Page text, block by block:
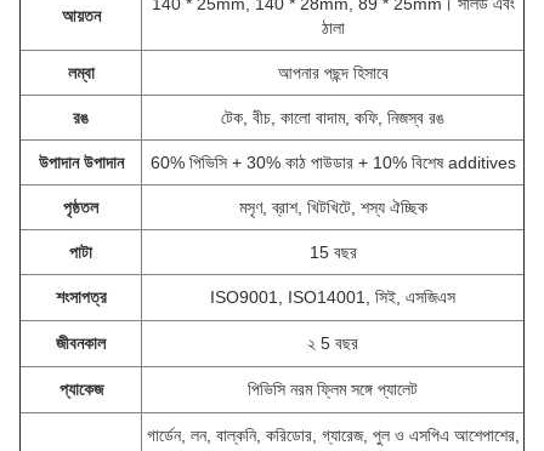
আয়তন
ঠালা
লম্বা আপনার পছন্দ হিসাবে
রঙ টেক, বীচ, কালো বাদাম, কফি, নিজস্ব রঙ
উপাদান উপাদান 60% পিভিসি + 30% কাঠ পাউডার + 10% বিশেষ additives
পৃষ্ঠতল মসৃণ, ব্রাশ, খিটখিটে, শস্য ঐচ্ছিক
পাটা 15 বছর
শংসাপত্র ISO9001, ISO14001, সিই, এসজিএস
জীবনকাল ২ 5 বছর
প্যাকেজ পিভিসি নরম ফ্লিম সঙ্গে প্যালেট
গার্ডেন, লন, বাল্কনি, করিডোর, গ্যারেজ, পুল ও এসপিএ আশেপাশের,